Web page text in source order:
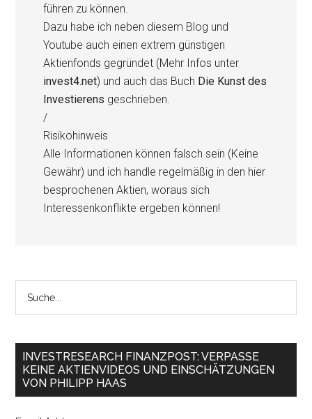
führen zu können.
Dazu habe ich neben diesem Blog und
Youtube auch einen extrem günstigen
Aktienfonds gegründet (Mehr Infos unter
invest4.net) und auch das Buch Die Kunst des
Investierens geschrieben.
/
Risikohinweis
Alle Informationen können falsch sein (Keine
Gewähr) und ich handle regelmäßig in den hier
besprochenen Aktien, woraus sich
Interessenkonflikte ergeben können!
INVESTRESEARCH FINANZPOST: VERPASSE
KEINE AKTIENVIDEOS UND EINSCHÄTZUNGEN
VON PHILIPP HAAS